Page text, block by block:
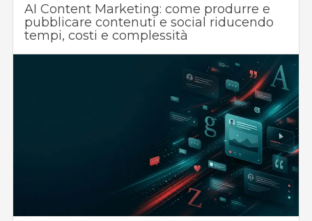
AI Content Marketing: come produrre e
pubblicare contenuti e social riducendo
tempi, costi e complessità